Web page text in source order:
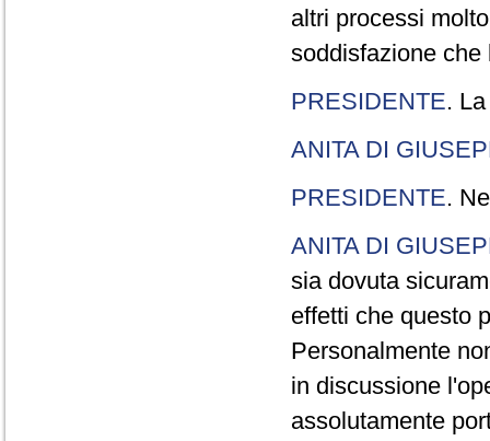
altri processi
soddisfazione che
PRESIDENTE.
ANITA DI
PRESIDENTE.
ANITA DI
sia dovuta
effetti che questo
Personalmente
in discussione
assolutamente